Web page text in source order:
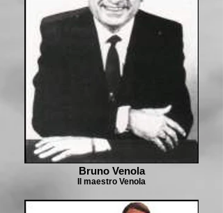
Bruno Venola
Il maestro Venola